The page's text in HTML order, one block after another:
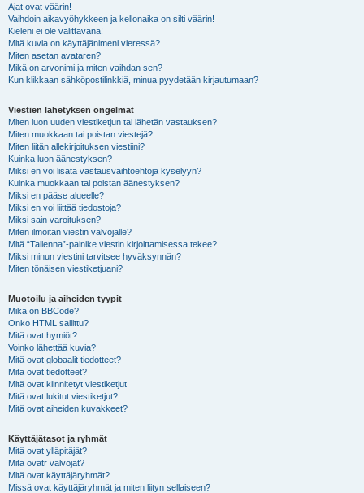
Ajat ovat väärin!
Vaihdoin aikavyöhykkeen ja kellonaika on silti väärin!
Kieleni ei ole valittavana!
Mitä kuvia on käyttäjänimeni vieressä?
Miten asetan avataren?
Mikä on arvonimi ja miten vaihdan sen?
Kun klikkaan sähköpostilinkkiä, minua pyydetään kirjautumaan?
Viestien lähetyksen ongelmat
Miten luon uuden viestiketjun tai lähetän vastauksen?
Miten muokkaan tai poistan viestejä?
Miten liitän allekirjoituksen viestiini?
Kuinka luon äänestyksen?
Miksi en voi lisätä vastausvaihtoehtoja kyselyyn?
Kuinka muokkaan tai poistan äänestyksen?
Miksi en pääse alueelle?
Miksi en voi liittää tiedostoja?
Miksi sain varoituksen?
Miten ilmoitan viestin valvojalle?
Mitä “Tallenna”-painike viestin kirjoittamisessa tekee?
Miksi minun viestini tarvitsee hyväksynnän?
Miten tönäisen viestiketjuani?
Muotoilu ja aiheiden tyypit
Mikä on BBCode?
Onko HTML sallittu?
Mitä ovat hymiöt?
Voinko lähettää kuvia?
Mitä ovat globaalit tiedotteet?
Mitä ovat tiedotteet?
Mitä ovat kiinnitetyt viestiketjut
Mitä ovat lukitut viestiketjut?
Mitä ovat aiheiden kuvakkeet?
Käyttäjätasot ja ryhmät
Mitä ovat ylläpitäjät?
Mitä ovatr valvojat?
Mitä ovat käyttäjäryhmät?
Missä ovat käyttäjäryhmät ja miten liityn sellaiseen?